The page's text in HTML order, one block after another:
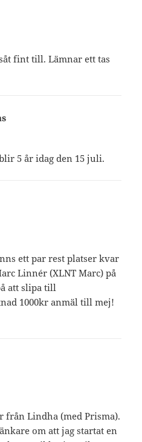
fint till. Lämnar ett tas
5 år idag den 15 juli.
ett par rest platser kvar
Linnér (XLNT Marc) på
att slipa till
1000kr anmäl till mej!
från Lindha (med Prisma).
om att jag startat en